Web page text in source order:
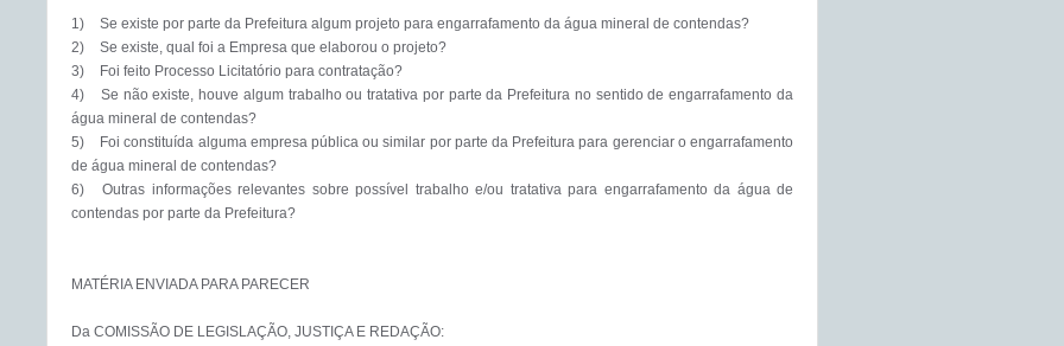
1)	Se existe por parte da Prefeitura algum projeto para engarrafamento da água mineral de contendas?
2)	Se existe, qual foi a Empresa que elaborou o projeto?
3)	Foi feito Processo Licitatório para contratação?
4)	Se não existe, houve algum trabalho ou tratativa por parte da Prefeitura no sentido de engarrafamento da
água mineral de contendas?
5)	Foi constituída alguma empresa pública ou similar por parte da Prefeitura para gerenciar o engarrafamento
de água mineral de contendas?
6)	Outras informações relevantes sobre possível trabalho e/ou tratativa para engarrafamento da água de
contendas por parte da Prefeitura?
MATÉRIA ENVIADA PARA PARECER
Da COMISSÃO DE LEGISLAÇÃO, JUSTIÇA E REDAÇÃO: